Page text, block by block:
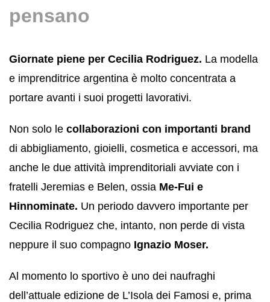
pensano
Giornate piene per Cecilia Rodriguez. La modella
e imprenditrice argentina è molto concentrata a
portare avanti i suoi progetti lavorativi.
Non solo le collaborazioni con importanti brand
di abbigliamento, gioielli, cosmetica e accessori, ma
anche le due attività imprenditoriali avviate con i
fratelli Jeremias e Belen, ossia Me-Fui e
Hinnominate. Un periodo davvero importante per
Cecilia Rodriguez che, intanto, non perde di vista
neppure il suo compagno Ignazio Moser.
Al momento lo sportivo è uno dei naufraghi
dell’attuale edizione de L’Isola dei Famosi e, prima